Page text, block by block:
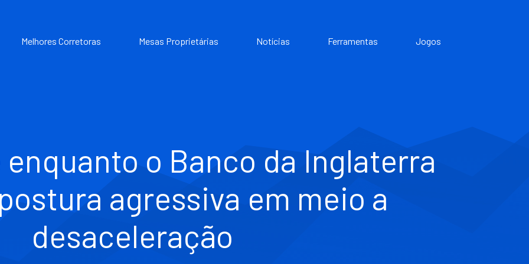
Melhores Corretoras Mesas Proprietárias Notícias Ferramentas Jogos
o Banco da Inglaterra
agressiva em meio a
desaceleração